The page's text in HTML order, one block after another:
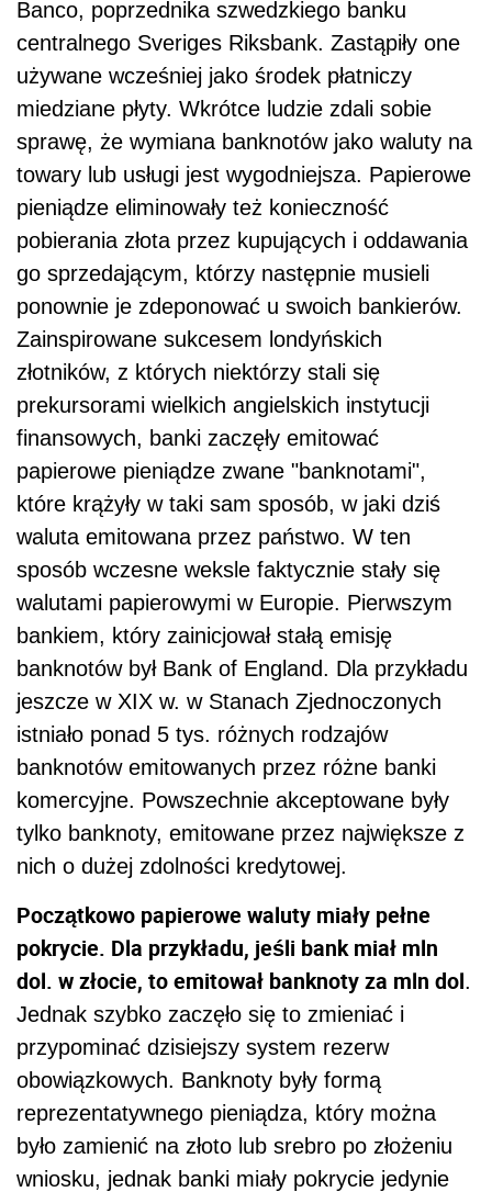
Banco, poprzednika szwedzkiego banku
centralnego Sveriges Riksbank. Zastąpiły one
używane wcześniej jako środek płatniczy
miedziane płyty. Wkrótce ludzie zdali sobie
sprawę, że wymiana banknotów jako waluty na
towary lub usługi jest wygodniejsza. Papierowe
pieniądze eliminowały też konieczność
pobierania złota przez kupujących i oddawania
go sprzedającym, którzy następnie musieli
ponownie je zdeponować u swoich bankierów.
Zainspirowane sukcesem londyńskich
złotników, z których niektórzy stali się
prekursorami wielkich angielskich instytucji
finansowych, banki zaczęły emitować
papierowe pieniądze zwane "banknotami",
które krążyły w taki sam sposób, w jaki dziś
waluta emitowana przez państwo. W ten
sposób wczesne weksle faktycznie stały się
walutami papierowymi w Europie. Pierwszym
bankiem, który zainicjował stałą emisję
banknotów był Bank of England. Dla przykładu
jeszcze w XIX w. w Stanach Zjednoczonych
istniało ponad 5 tys. różnych rodzajów
banknotów emitowanych przez różne banki
komercyjne. Powszechnie akceptowane były
tylko banknoty, emitowane przez największe z
nich o dużej zdolności kredytowej.
Początkowo papierowe waluty miały pełne
pokrycie. Dla przykładu, jeśli bank miał mln
dol. w złocie, to emitował banknoty za mln dol.
Jednak szybko zaczęło się to zmieniać i
przypominać dzisiejszy system rezerw
obowiązkowych. Banknoty były formą
reprezentatywnego pieniądza, który można
było zamienić na złoto lub srebro po złożeniu
wniosku, jednak banki miały pokrycie jedynie